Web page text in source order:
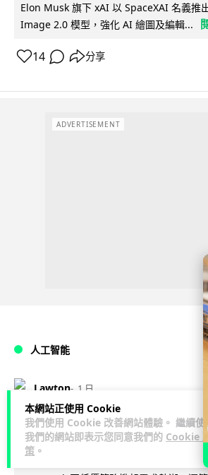
本網站正使用 Cookie
我們使用 Cookie 改善網站體驗。 繼續使
我們的網站即表示您同意我們的 Cookie
策 。
Elon Musk 旗下 xAI 以 SpaceXAI 名義推
Image 2.0 模型，強化 AI 繪圖及編輯...
14 分享
ADVERTISEMENT
人工智能
Lawton 1 日
低價不再！DeepSeek 大
低價搶客反釀運算資源告